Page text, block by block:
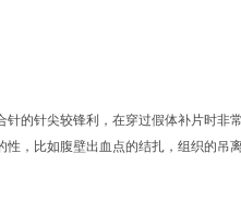
的针尖较锋利，在穿过假体补片时非
，比如腹壁出血点的结扎，组织的吊